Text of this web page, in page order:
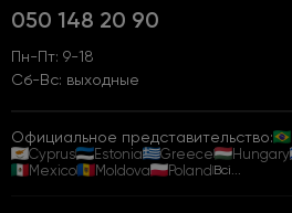
050 148 20 90
Пн-Пт: 9-18
Сб-Вс: выходные
Официальное представительство:
Cyprus
Estonia Greece Hungary
Mexico
Moldova PolandВсі...